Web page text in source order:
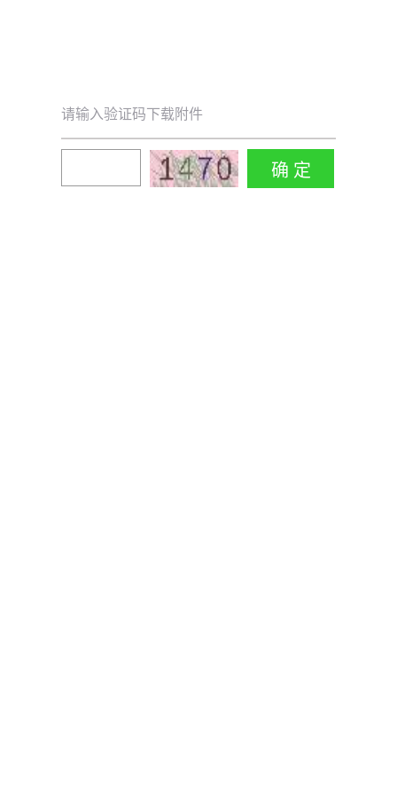
请输入验证码下载附件